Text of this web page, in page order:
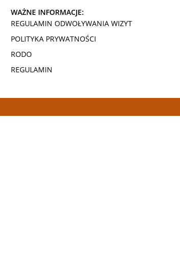
WAŻNE INFORMACJE:
REGULAMIN ODWOŁYWANIA WIZYT
POLITYKA PRYWATNOŚCI
RODO
REGULAMIN